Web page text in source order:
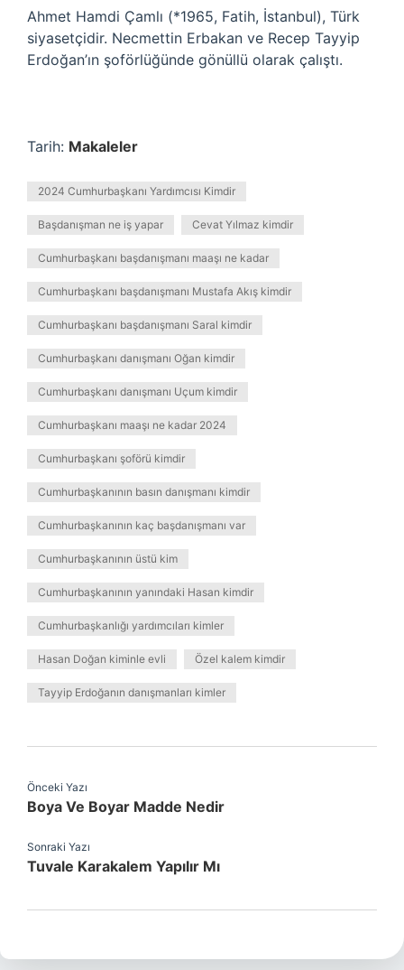
Ahmet Hamdi Çamlı (*1965, Fatih, İstanbul), Türk
siyasetçidir. Necmettin Erbakan ve Recep Tayyip
Erdoğan’ın şoförlüğünde gönüllü olarak çalıştı.
Tarih: Makaleler
2024 Cumhurbaşkanı Yardımcısı Kimdir
Başdanışman ne iş yapar Cevat Yılmaz kimdir
Cumhurbaşkanı başdanışmanı maaşı ne kadar
Cumhurbaşkanı başdanışmanı Mustafa Akış kimdir
Cumhurbaşkanı başdanışmanı Saral kimdir
Cumhurbaşkanı danışmanı Oğan kimdir
Cumhurbaşkanı danışmanı Uçum kimdir
Cumhurbaşkanı maaşı ne kadar 2024
Cumhurbaşkanı şoförü kimdir
Cumhurbaşkanının basın danışmanı kimdir
Cumhurbaşkanının kaç başdanışmanı var
Cumhurbaşkanının üstü kim
Cumhurbaşkanının yanındaki Hasan kimdir
Cumhurbaşkanlığı yardımcıları kimler
Hasan Doğan kiminle evli Özel kalem kimdir
Tayyip Erdoğanın danışmanları kimler
Önceki Yazı
Boya Ve Boyar Madde Nedir
Sonraki Yazı
Tuvale Karakalem Yapılır Mı